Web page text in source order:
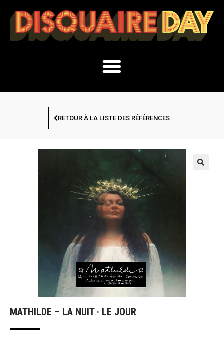
RETOUR À LA LISTE DES RÉFÉRENCES
MATHILDE – LA NUIT · LE JOUR